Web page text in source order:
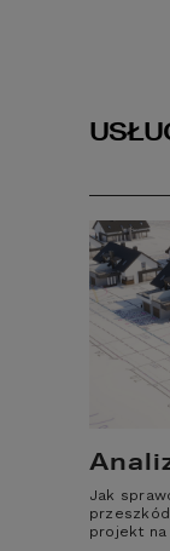
Jak
projekt na
ABC